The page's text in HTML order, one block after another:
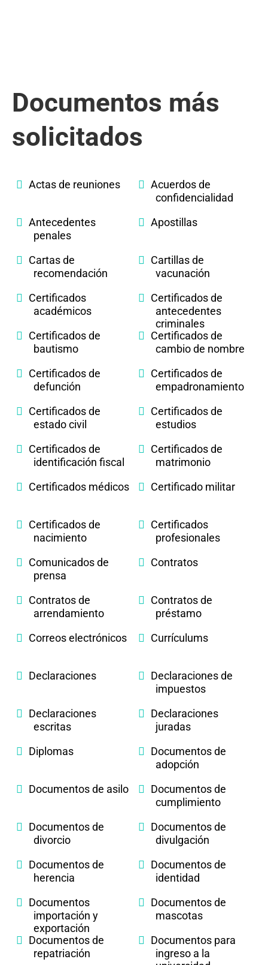
Documentos más
solicitados
Actas de reuniones
Acuerdos de
confidencialidad
Antecedentes
penales
Apostillas
Cartas de
recomendación
Cartillas de
vacunación
Certificados
académicos
Certificados de
antecedentes
criminales
Certificados de
bautismo
Certificados de
cambio de nombre
Certificados de
defunción
Certificados de
empadronamiento
Certificados de
estado civil
Certificados de
estudios
Certificados de
identificación fiscal
Certificados de
matrimonio
Certificados médicos
Certificado militar
Certificados de
nacimiento
Certificados
profesionales
Comunicados de
prensa
Contratos
Contratos de
arrendamiento
Contratos de
préstamo
Correos electrónicos
Currículums
Declaraciones
Declaraciones de
impuestos
Declaraciones
escritas
Declaraciones
juradas
Diplomas
Documentos de
adopción
Documentos de asilo
Documentos de
cumplimiento
Documentos de
divorcio
Documentos de
divulgación
Documentos de
herencia
Documentos de
identidad
Documentos
importación y
exportación
Documentos de
mascotas
Documentos de
repatriación
Documentos para
ingreso a la